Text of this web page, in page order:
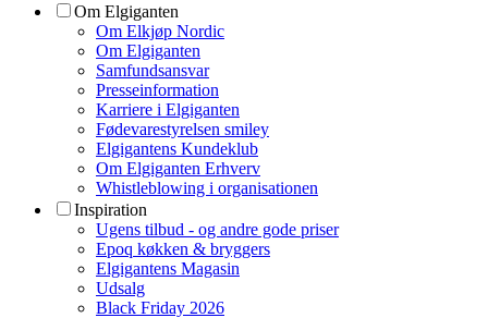
Om Elgiganten
Om Elkjøp Nordic
Om Elgiganten
Samfundsansvar
Presseinformation
Karriere i Elgiganten
Fødevarestyrelsen smiley
Elgigantens Kundeklub
Om Elgiganten Erhverv
Whistleblowing i organisationen
Inspiration
Ugens tilbud - og andre gode priser
Epoq køkken & bryggers
Elgigantens Magasin
Udsalg
Black Friday 2026